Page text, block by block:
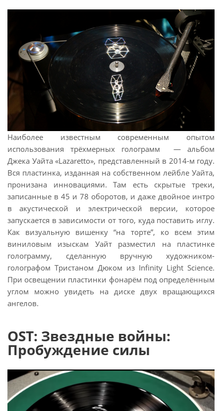
Наиболее известным современным опытом
использования трёхмерных голограмм — альбом
Джека Уайта «Lazaretto», представленный в 2014-м году.
Вся пластинка, изданная на собственном лейбле Уайта,
пронизана инновациями. Там есть скрытые треки,
записанные в 45 и 78 оборотов, и даже двойное интро
в акустической и электрической версии, которое
запускается в зависимости от того, куда поставить иглу.
Как визуальную вишенку “на торте”, ко всем этим
виниловым изыскам Уайт разместил на пластинке
голограмму, сделанную вручную художником-
голографом Тристаном Дюком из Infinity Light Science.
При освещении пластинки фонарём под определённым
углом можно увидеть на диске двух вращающихся
ангелов.
OST: Звездные войны:
Пробуждение силы